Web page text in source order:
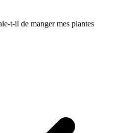
t-il de manger mes plantes